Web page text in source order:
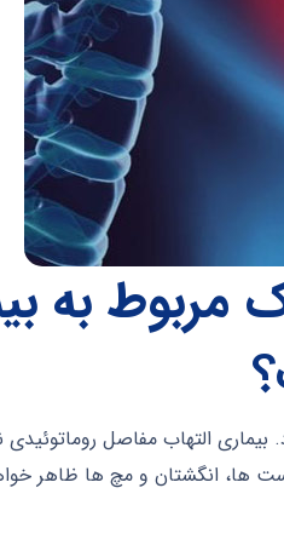
به
التهاب مفاصل روماتوئیدی